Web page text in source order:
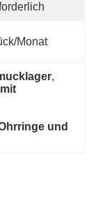
Monat
,
und